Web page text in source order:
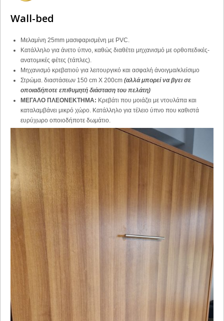
Wall-bed
Μελαμίνη 25mm μασιφαρισμένη με PVC.
Κατάλληλο για άνετο ύπνο, καθώς διαθέτει μηχανισμό με ορθοπεδικές-
ανατομικές φέτες (τάπλες).
Μηχανισμό κρεβατιού για λειτουργικό και ασφαλή άνοιγμα/κλείσιμο
Στρώμα. διαστάσεων 150 cm X 200cm (αλλά μπορεί να βγει σε
οποιαδήποτε επιθυμητή διάσταση του πελάτη)
ΜΕΓΑΛΟ ΠΛΕΟΝΕΚΤΗΜΑ: Κρεβάτι που μοιάζει με ντουλάπα και
καταλαμβάνει μικρό χώρο. Κατάλληλο για τέλειο ύπνο που καθιστά
ευρύχωρο οποιοδήποτε δωμάτιο.